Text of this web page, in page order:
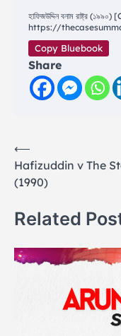
হাফিজউদ্দিন বনাম রাষ্ট্র
https://
Copy Bluebook
Share
Post
navigation
⟵
Hafizuddin v The
(1990)
Related